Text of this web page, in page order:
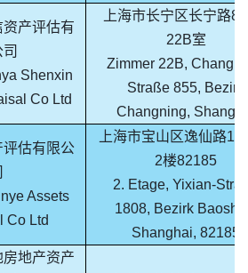
资产评估有
司
Shenxin
Co Ltd
上海市长宁区长宁路
22B室
Zimmer 22B,
Straße 855, Bezirk
Changning,
评估有限公
Assets
Co Ltd
上海市宝山区逸仙路
2楼82185
2. Etage, Yixian-
1808, Bezirk
Shanghai, 82185
房地产资产